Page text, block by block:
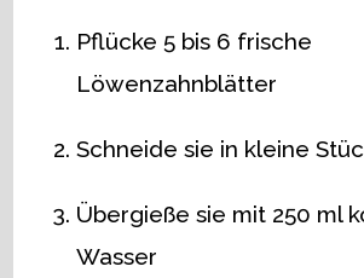
Pflücke 5 bis 6 frische
Löwenzahnblätter
Schneide sie in kleine
Übergieße sie mit 250 ml
Wasser